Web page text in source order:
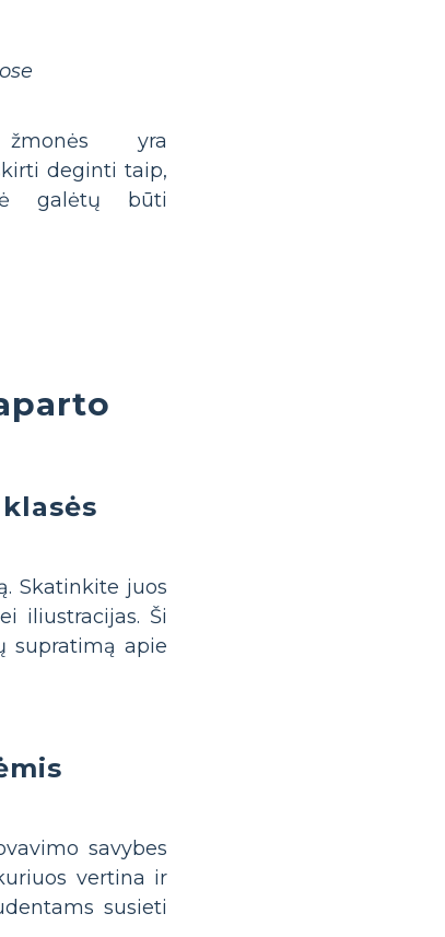
yra
deginti taip,
galėtų būti
Skatinkite juos
iliustracijas. Ši
supratimą apie
savybes
vertina ir
susieti